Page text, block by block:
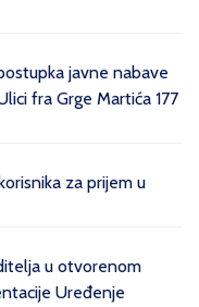
javne nabave
fra Grge Martića 177
za prijem u
u otvorenom
Uređenje